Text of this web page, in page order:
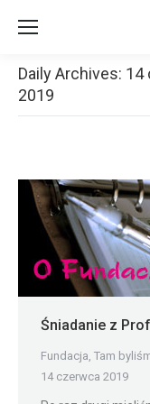
Daily Archives: 14
2019
Śniadanie z
Fundacja Tam
14 czerwca 2019